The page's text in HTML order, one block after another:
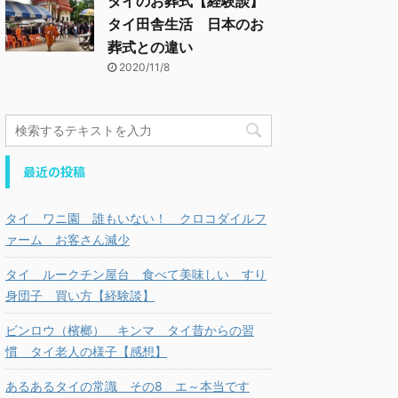
タイ田舎生活 日本のお
葬式との違い
2020/11/8
最近の投稿
タイ ワニ園 誰もいない！ クロコダイルフ
ァーム お客さん減少
タイ ルークチン屋台 食べて美味しい すり
身団子 買い方【経験談】
ビンロウ（檳榔） キンマ タイ昔からの習
慣 タイ老人の様子【感想】
あるあるタイの常識 その8 エ～本当です